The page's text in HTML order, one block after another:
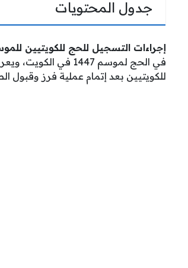
جدول المحتويات
إجراءات التسجيل للحج للكويتيين للموسم 2026 /
في الحج لموسم 1447 في الكويت، ويعرض موقع
للكويتيين بعد إتمام عملية فرز وقبول